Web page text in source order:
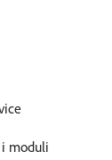
moduli